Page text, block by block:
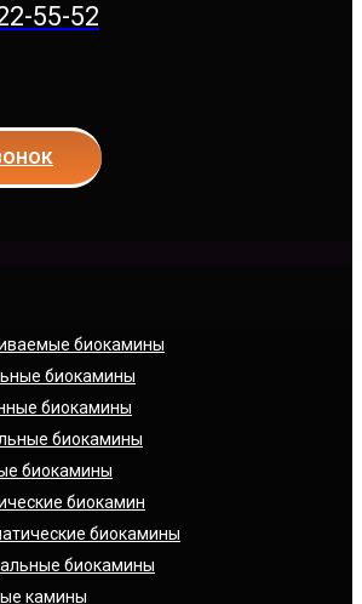
55-52
биокамины
биокамины
биокамины
биокамины
биокамины
биокамин
биокамины
биокамины
камины